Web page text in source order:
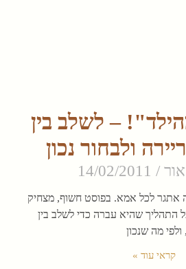
– לשלב בין
ולבחור נכון
אתגר לכל אמא. בפוסט חשוף, מצחיק
התהליך שהיא עברה כדי לשלב בין
מה שנכון
קראי עוד »